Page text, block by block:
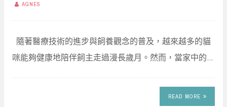
AGNES
隨著醫療技術的進步與飼養觀念的普及，越來越多的貓
咪能夠健康地陪伴飼主走過漫長歲月。然而，當家中的…
READ MORE